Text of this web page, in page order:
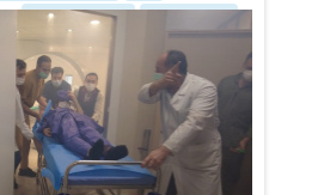
معاونت پژوهش